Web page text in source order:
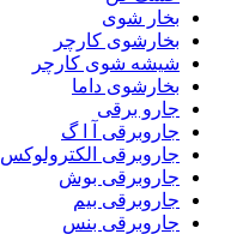
بخار شوی
بخارشوی کارچر
شیشه شوی کارچر
بخارشوی داما
جارو برقی
جاروبرقی آ ا گ
جاروبرقی الکترولوکس
جاروبرقی بوش
جاروبرقی بیم
جاروبرقی بنس